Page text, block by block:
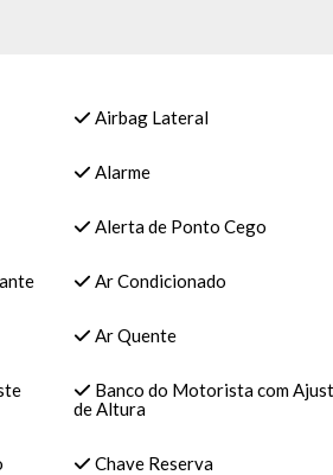
Airbag Lateral
Alarme
Alerta de Ponto Cego
Ar Condicionado
Ar Quente
Banco do Motorista com
de Altura
Chave Reserva